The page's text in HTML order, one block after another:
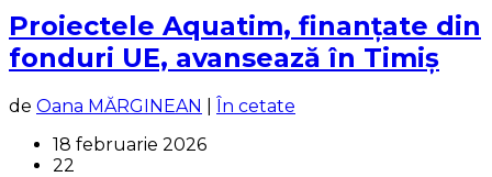
Proiectele Aquatim, finanțate din
fonduri UE, avansează în Timiș
de Oana MĂRGINEAN
În cetate
18 februarie 2026
22